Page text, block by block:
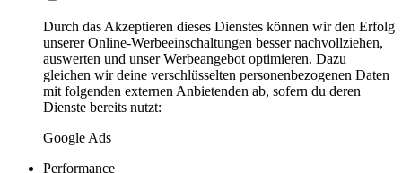
Durch das Akzeptieren dieses Dienstes können wir den Erfolg
unserer Online-Werbeeinschaltungen besser nachvollziehen,
auswerten und unser Werbeangebot optimieren. Dazu
gleichen wir deine verschlüsselten personenbezogenen Daten
mit folgenden externen Anbietenden ab, sofern du deren
Dienste bereits nutzt:
Google Ads
Performance